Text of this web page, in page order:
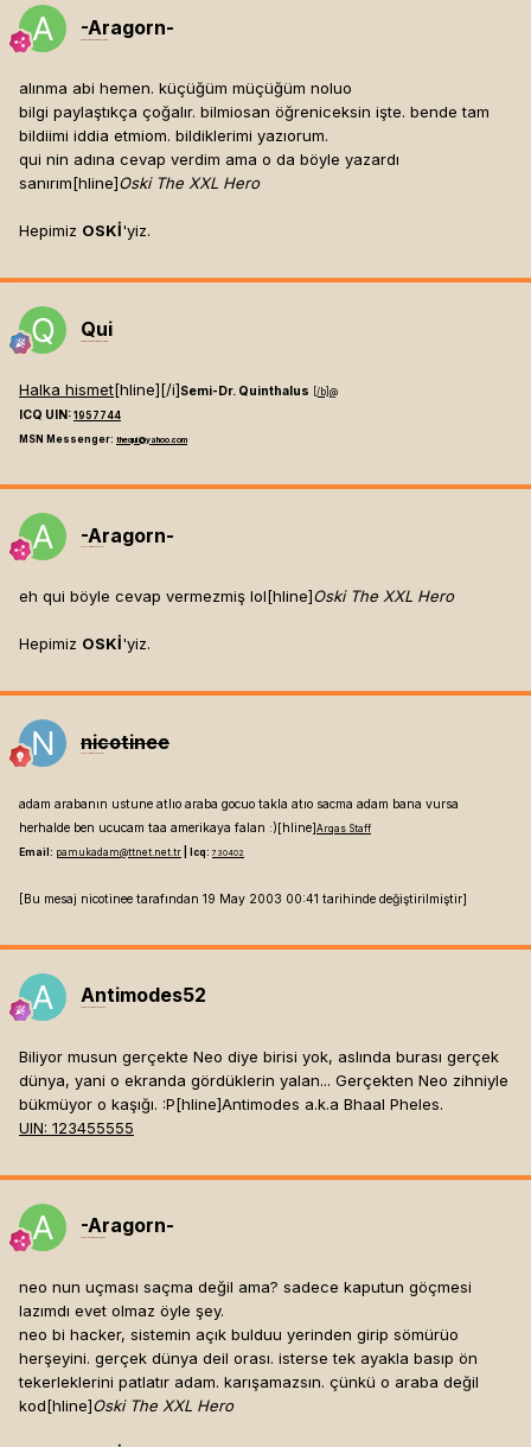
-Aragorn-
alınma abi hemen. küçüğüm müçüğüm noluo
bilgi paylaştıkça çoğalır. bilmiosan öğreniceksin işte. bende tam
bildiimi iddia etmiom. bildiklerimi yazıorum.
qui nin adına cevap verdim ama o da böyle yazardı
sanırım[hline]Oski The XXL Hero
Hepimiz OSKİ'yiz.
Qui
Halka hismet[hline][/i]Semi-Dr. Quinthalus [/b] @
ICQ UIN: 1957744
MSN Messenger: thequi@yahoo.com
-Aragorn-
eh qui böyle cevap vermezmiş lol[hline]Oski The XXL Hero
Hepimiz OSKİ'yiz.
nicotinee
adam arabanın ustune atlıo araba gocuo takla atıo sacma adam bana vursa
herhalde ben ucucam taa amerikaya falan :)[hline]Arqas Staff
Email: pamukadam@ttnet.net.tr | Icq: 730402
[Bu mesaj nicotinee tarafından 19 May 2003 00:41 tarihinde değiştirilmiştir]
Antimodes52
Biliyor musun gerçekte Neo diye birisi yok, aslında burası gerçek
dünya, yani o ekranda gördüklerin yalan... Gerçekten Neo zihniyle
bükmüyor o kaşığı. :P[hline]Antimodes a.k.a Bhaal Pheles.
UIN: 123455555
-Aragorn-
neo nun uçması saçma değil ama? sadece kaputun göçmesi
lazımdı evet olmaz öyle şey.
neo bi hacker, sistemin açık bulduu yerinden girip sömürüo
herşeyini. gerçek dünya deil orası. isterse tek ayakla basıp ön
tekerleklerini patlatır adam. karışamazsın. çünkü o araba değil
kod[hline]Oski The XXL Hero